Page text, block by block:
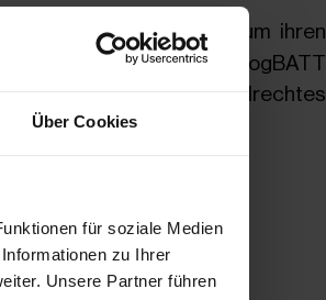
Über Cookies
für soziale Medien
zu Ihrer
Unsere Partner führen
spezialisiert, um ihren
anbieten zu können. LogBATT
Gefahrgut- und Abfallrechtes